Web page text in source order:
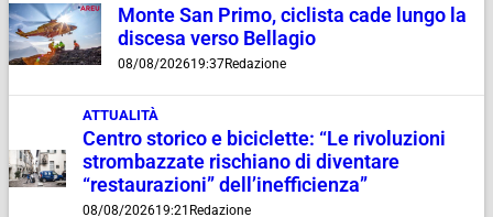
Monte San Primo, ciclista cade lungo la
discesa verso Bellagio
08/08/202619:37Redazione
ATTUALITÀ
Centro storico e biciclette: “Le rivoluzioni
strombazzate rischiano di diventare
“restaurazioni” dell’inefficienza”
08/08/202619:21 Redazione